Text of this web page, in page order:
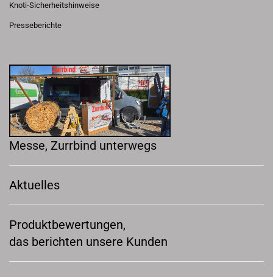
Knoti-Sicherheitshinweise
Presseberichte
Messe, Zurrbind unterwegs
Aktuelles
Produktbewertungen,
das berichten unsere Kunden